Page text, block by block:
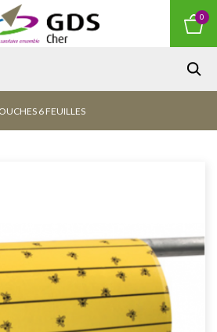
0
6 FEUILLES